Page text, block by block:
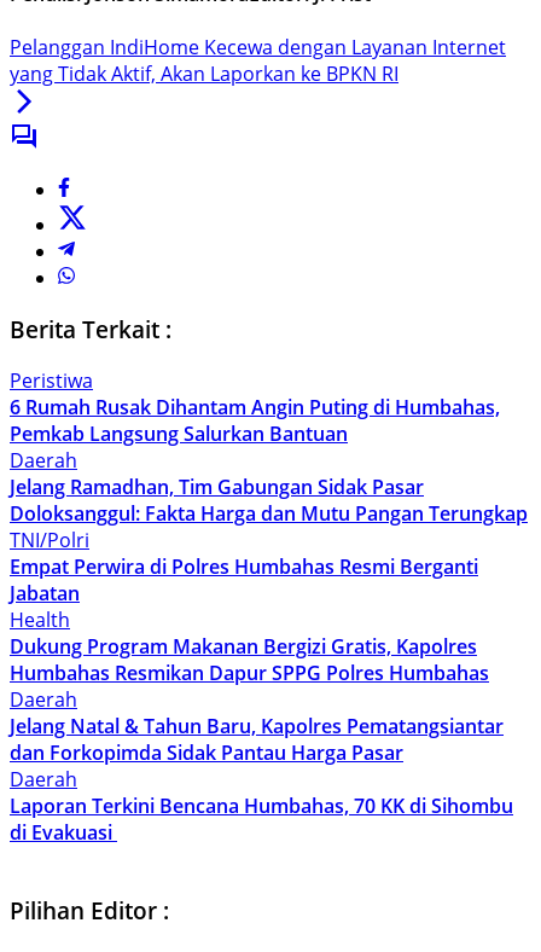
Pelanggan IndiHome Kecewa dengan Layanan Internet
yang Tidak Aktif, Akan Laporkan ke BPKN RI
Berita Terkait :
Peristiwa
6 Rumah Rusak Dihantam Angin Puting di Humbahas,
Pemkab Langsung Salurkan Bantuan
Daerah
Jelang Ramadhan, Tim Gabungan Sidak Pasar
Doloksanggul: Fakta Harga dan Mutu Pangan Terungkap
TNI/Polri
Empat Perwira di Polres Humbahas Resmi Berganti
Jabatan
Health
Dukung Program Makanan Bergizi Gratis, Kapolres
Humbahas Resmikan Dapur SPPG Polres Humbahas
Daerah
Jelang Natal & Tahun Baru, Kapolres Pematangsiantar
dan Forkopimda Sidak Pantau Harga Pasar
Daerah
Laporan Terkini Bencana Humbahas, 70 KK di Sihombu
di Evakuasi
Pilihan Editor :